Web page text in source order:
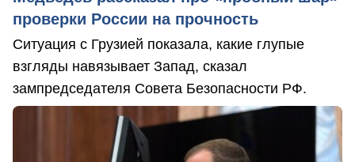
проверки России на прочность
Ситуация с Грузией показала, какие глупые
взгляды навязывает Запад, сказал
зампредседателя Совета Безопасности РФ.